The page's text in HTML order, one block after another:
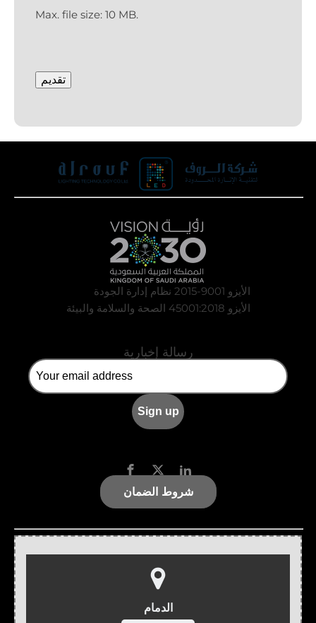
Max. file size: 10 MB.
تقديم
الأيزو 9001-2015 نظام إدارة الجودة
الأيزو 45001:2018 الصحة والسلامة والبيئة
رسالة إخبارية
شروط الضمان
الدمام